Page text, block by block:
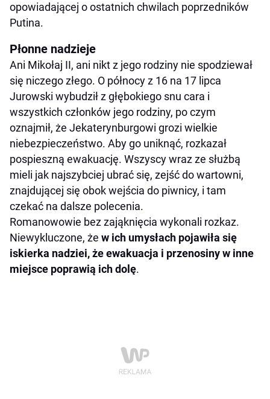
opowiadającej o ostatnich chwilach poprzedników
Putina.
Płonne nadzieje
Ani Mikołaj II, ani nikt z jego rodziny nie spodziewał
się niczego złego. O północy z 16 na 17 lipca
Jurowski wybudził z głębokiego snu cara i
wszystkich członków jego rodziny, po czym
oznajmił, że Jekaterynburgowi grozi wielkie
niebezpieczeństwo. Aby go uniknąć, rozkazał
pospieszną ewakuację. Wszyscy wraz ze służbą
mieli jak najszybciej ubrać się, zejść do wartowni,
znajdującej się obok wejścia do piwnicy, i tam
czekać na dalsze polecenia.
Romanowowie bez zająknięcia wykonali rozkaz.
Niewykluczone, że w ich umysłach pojawiła się
iskierka nadziei, że ewakuacja i przenosiny w inne
miejsce poprawią ich dolę.